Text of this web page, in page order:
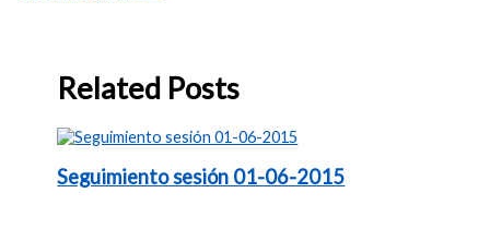
Related Posts
Seguimiento sesión 01-06-2015